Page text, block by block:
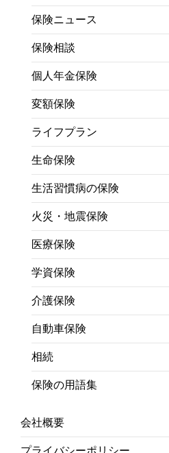
保険ニュース
保険相談
個人年金保険
変額保険
ライフプラン
生命保険
生活習慣病の保険
火災・地震保険
医療保険
学資保険
介護保険
自動車保険
相続
保険の用語集
会社概要